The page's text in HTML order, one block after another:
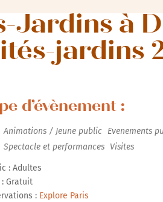
Jardins à
jardins
iCalendar
d’évènement :
Animations / Jeune public Evenements
Spectacle et performances Visites
: Adultes
: Gratuit
: Explore Paris